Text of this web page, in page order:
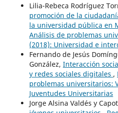
Lilia-Rebeca Rodríguez
promoción de la
la universidad pública en
Análisis de problemas
(2018): Universidad e
Fernando de Jesús
González, Interacción
y redes sociales digitales ,
problemas universitarios:
Juventudes Universitarias
Jorge Alsina Valdés y